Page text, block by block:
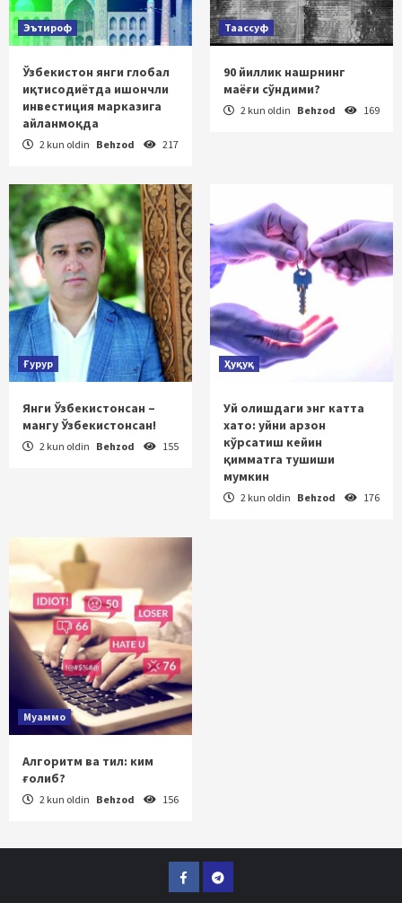
Эътироф
Ўзбекистон янги глобал
иқтисодиётда ишончли
инвестиция марказига
айланмоқда
2 kun oldin Behzod 217
Таассуф
90 йиллик нашрнинг
маёғи сўндими?
2 kun oldin Behzod 169
Ғурур
Янги Ўзбекистонсан –
мангу Ўзбекистонсан!
2 kun oldin Behzod 155
Ҳуқуқ
Уй олишдаги энг катта
хато: уйни арзон
кўрсатиш кейин
қимматга тушиши
мумкин
2 kun oldin Behzod 176
Муаммо
Алгоритм ва тил: ким
ғолиб?
2 kun oldin Behzod 156
FacebookTelegram